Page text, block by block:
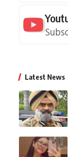
Latest News